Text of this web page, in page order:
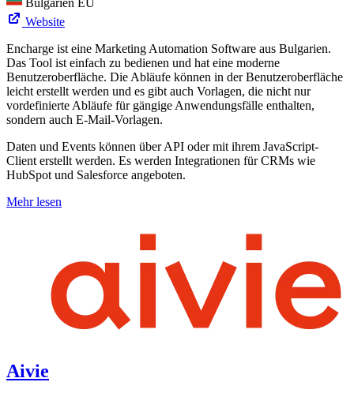
Website
Encharge ist eine Marketing Automation Software aus Bulgarien.
Das Tool ist einfach zu bedienen und hat eine moderne
Benutzeroberfläche. Die Abläufe können in der Benutzeroberfläche
leicht erstellt werden und es gibt auch Vorlagen, die nicht nur
vordefinierte Abläufe für gängige Anwendungsfälle enthalten,
sondern auch E-Mail-Vorlagen.
Daten und Events können über API oder mit ihrem JavaScript-
Client erstellt werden. Es werden Integrationen für CRMs wie
HubSpot und Salesforce angeboten.
Mehr lesen
Aivie